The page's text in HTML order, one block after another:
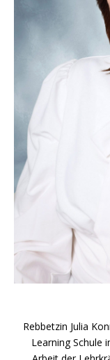
Rebbetzin Julia
Learning Schule